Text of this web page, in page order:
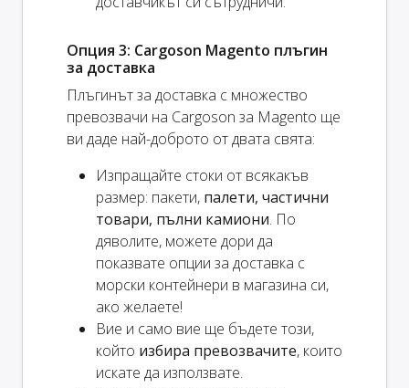
Опция 3: Cargoson Magento плъгин
за доставка
Плъгинът за доставка с множество
превозвачи на Cargoson за Magento ще
ви даде най-доброто от двата свята:
Изпращайте стоки от всякакъв
размер: пакети, палети, частични
товари, пълни камиони. По
дяволите, можете дори да
показвате опции за доставка с
морски контейнери в магазина си,
ако желаете!
Вие и само вие ще бъдете този,
който избира превозвачите, които
искате да използвате.